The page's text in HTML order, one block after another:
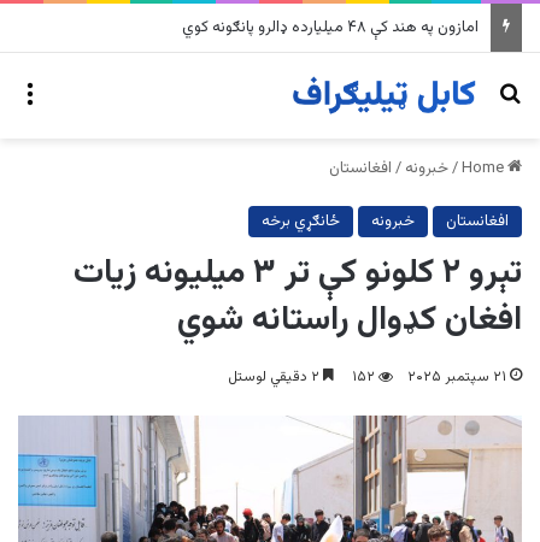
په وینزویلا کې زورورو زلزلو پراخ زیانونه اړولي
Search for
/خبرونه / افغانستان
افغانستان خبرونه ځانګړي برخه
تېرو ۲ کلونو کې تر ۳ میلیونه زیات
افغان کډوال راستانه شوي
۲۱ سپتمبر ۲۰۲۵ ۱۵۲